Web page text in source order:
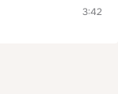
3:42